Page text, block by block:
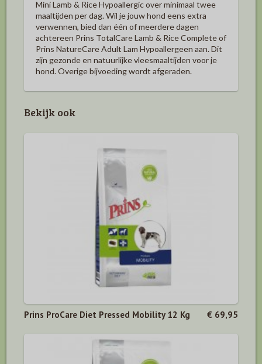
Mini Lamb & Rice Hypoallergic over minimaal twee
maaltijden per dag. Wil je jouw hond eens extra
verwennen, bied dan één of meerdere dagen
achtereen Prins TotalCare Lamb & Rice Complete of
Prins NatureCare Adult Lam Hypoallergeen aan. Dit
zijn gezonde en natuurlijke vleesmaaltijden voor je
hond. Overige bijvoeding wordt afgeraden.
Bekijk ook
Prins ProCare Diet Pressed Mobility 12 Kg € 69,95